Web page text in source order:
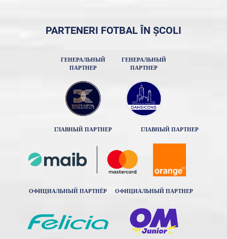
PARTENERI FOTBAL ÎN ȘCOLI
ГЕНЕРАЛЬНЫЙ
ПАРТНЕР
ГЕНЕРАЛЬНЫЙ
ПАРТНЕР
ГЛАВНЫЙ ПАРТНЕР ГЛАВНЫЙ ПАРТНЕР
ОФИЦИАЛЬНЫЙ ПАРТНЁР ОФИЦИАЛЬНЫЙ ПАРТНЕР